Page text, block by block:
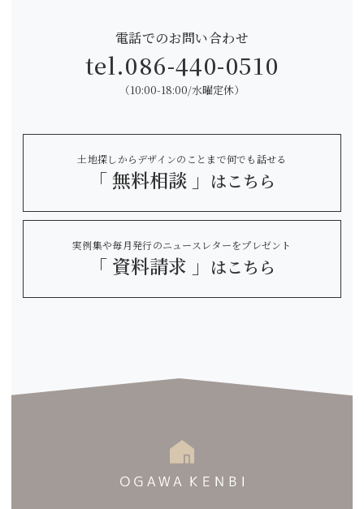
電話でのお問い合わせ
tel.086-440-0510
（10:00-18:00/水曜定休）
土地探しからデザインのことまで何でも話せる
「 無料相談 」 はこちら
実例集や毎月発行のニュースレターをプレゼント
「 資料請求 」 はこちら